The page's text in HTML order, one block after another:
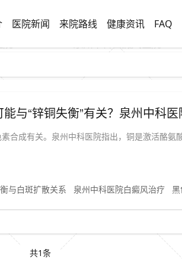
医院新闻 来院路线 健康资讯 FAQ
合成有关。泉州中科医院指出，铜是激活酪氨
与白斑扩散关系 泉州中科医院白癜风治疗
共1条